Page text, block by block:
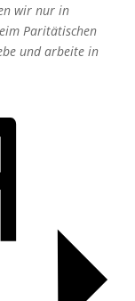
wir nur in
Paritätischen
und arbeite in